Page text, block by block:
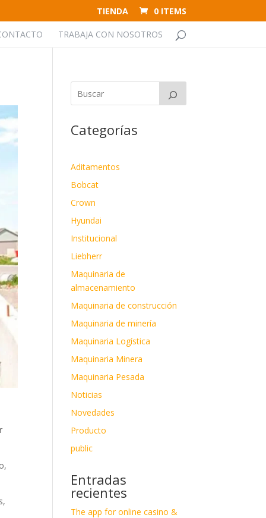
TIENDA 0 ITEMS
TRABAJA CON NOSOTROS
Categorías
Aditamentos
Bobcat
Crown
Hyundai
Institucional
Liebherr
Maquinaria de
almacenamiento
Maquinaria de construcción
Maquinaria de minería
Maquinaria Logística
Maquinaria Minera
Maquinaria Pesada
Noticias
Novedades
Producto
public
Entradas
recientes
The app for online casino &